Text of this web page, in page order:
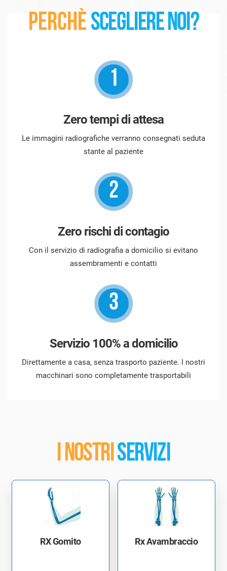
PERCHÈSCEGLIERE NOI?
1
Zero tempi di attesa
Le immagini radiografiche verranno consegnati seduta
stante al paziente
2
Zero rischi di contagio
Con il servizio di radiografia a domicilio si evitano
assembramenti e contatti
3
Servizio 100% a domicilio
Direttamente a casa, senza trasporto paziente. I nostri
macchinari sono completamente trasportabili
I NOSTRISERVIZI
RX Gomito Rx Avambraccio